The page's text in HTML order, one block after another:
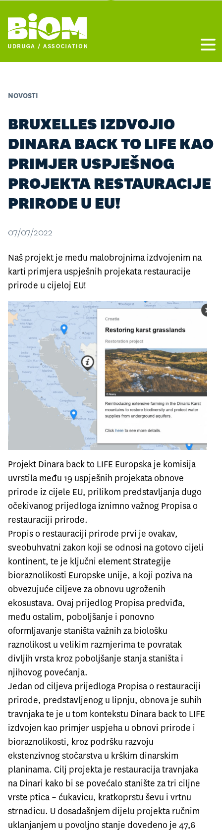
NOVOSTI
BRUXELLES IZDVOJIO
DINARA BACK TO LIFE KAO
PRIMJER USPJEŠNOG
PROJEKTA RESTAURACIJE
PRIRODE U EU!
07/07/2022
Naš projekt je među malobrojnima izdvojenim na
karti primjera uspješnih projekata restauracije
prirode u cijeloj EU!
Projekt Dinara back to LIFE Europska je komisija
uvrstila među 19 uspješnih projekata obnove
prirode iz cijele EU, prilikom predstavljanja dugo
očekivanog prijedloga iznimno važnog Propisa o
restauraciji prirode.
Propis o restauraciji prirode prvi je ovakav,
sveobuhvatni zakon koji se odnosi na gotovo cijeli
kontinent, te je ključni element Strategije
bioraznolikosti Europske unije, a koji poziva na
obvezujuće ciljeve za obnovu ugroženih
ekosustava. Ovaj prijedlog Propisa predviđa,
među ostalim, poboljšanje i ponovno
oformljavanje staništa važnih za biološku
raznolikost u velikim razmjerima te povratak
divljih vrsta kroz poboljšanje stanja staništa i
njihovog povećanja.
Jedan od ciljeva prijedloga Propisa o restauraciji
prirode, predstavljenog u lipnju, obnova je suhih
travnjaka te je u tom kontekstu Dinara back to LIFE
izdvojen kao primjer uspjeha u obnovi prirode i
bioraznolikosti, kroz podršku razvoju
ekstenzivnog stočarstva u krškim dinarskim
planinama. Cilj projekta je restauracija travnjaka
na Dinari kako bi se povećalo stanište za tri ciljne
vrste ptica – ćukavicu, kratkoprstu ševu i vrtnu
strnadicu. U dosadašnjem dijelu projekta ručnim
uklanjanjem u povoljno stanje dovedeno je 47,6